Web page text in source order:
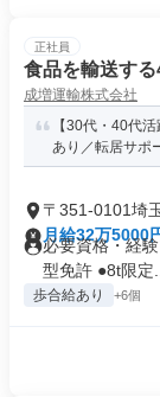
正社員
食品を輸送す
成増運輸株式会社
【30代・40代
あり／転居サポ
〒351-0101埼
月給32万5000
必要資格・経
型免許 ●8t限定...
歩合給あり +6個